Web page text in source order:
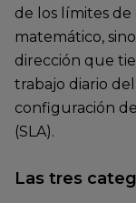
de los límites
matemático,
dirección que
trabajo diario
configuración
(SLA).
Las tres